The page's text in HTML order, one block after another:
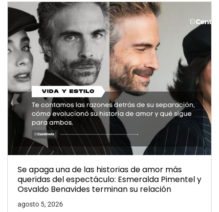
Se apaga una de las historias de amor más
queridas del espectáculo: Esmeralda Pimentel y
Osvaldo Benavides terminan su relación
agosto 5, 2026